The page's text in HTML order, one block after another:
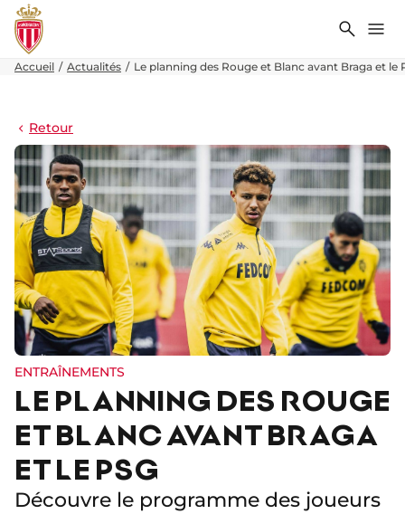
Accueil Actualités Le planning des Rouge et Blanc avant Braga et le
Retour
ENTRAÎNEMENTS
LE PLANNING DES ROUGE
ET BLANC AVANT BRAGA
ET LE PSG
Découvre le programme des joueurs